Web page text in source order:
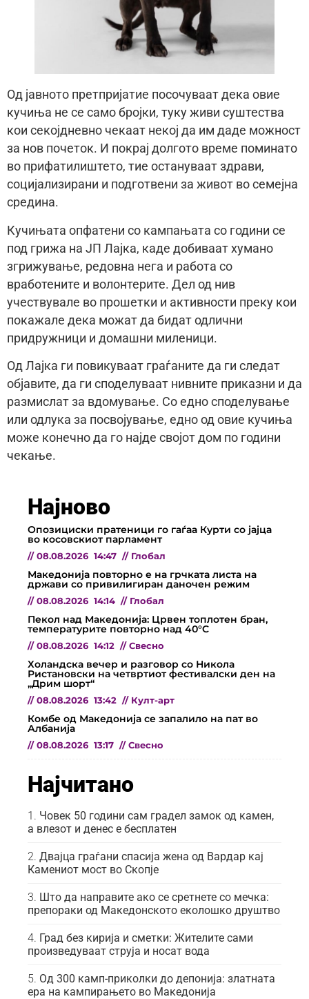
Од јавното претпријатие посочуваат дека овие
кучиња не се само бројки, туку живи суштества
кои секојдневно чекаат некој да им даде можност
за нов почеток. И покрај долгото време поминато
во прифатилиштето, тие остануваат здрави,
социјализирани и подготвени за живот во семејна
средина.
Кучињата опфатени со кампањата со години се
под грижа на ЈП Лајка, каде добиваат хумано
згрижување, редовна нега и работа со
вработените и волонтерите. Дел од нив
учествувале во прошетки и активности преку кои
покажале дека можат да бидат одлични
придружници и домашни миленици.
Од Лајка ги повикуваат граѓаните да ги следат
објавите, да ги споделуваат нивните приказни и да
размислат за вдомување. Со едно споделување
или одлука за посвојување, едно од овие кучиња
може конечно да го најде својот дом по години
чекање.
Најново
Опозициски пратеници го гаѓаа Курти со јајца
во косовскиот парламент
// 08.08.2026 14:47 // Глобал
Македонија повторно е на грчката листа на
држави со привилигиран даночен режим
// 08.08.2026 14:14 // Глобал
Пекол над Македонија: Црвен топлотен бран,
температурите повторно над 40°C
// 08.08.2026 14:12 // Свесно
Холандска вечер и разговор со Никола
Ристановски на четвртиот фестивалски ден на
„Дрим шорт“
// 08.08.2026 13:42 // Култ-арт
Комбе од Македонија се запалило на пат во
Албанија
// 08.08.2026 13:17 // Свесно
Најчитано
Човек 50 години сам градел замок од камен,
а влезот и денес е бесплатен
Двајца граѓани спасија жена од Вардар кај
Камениот мост во Скопје
Што да направите ако се сретнете со мечка:
препораки од Македонското еколошко друштво
Град без кирија и сметки: Жителите сами
произведуваат струја и носат вода
Од 300 камп-приколки до депонија: златната
ера на кампирањето во Македонија